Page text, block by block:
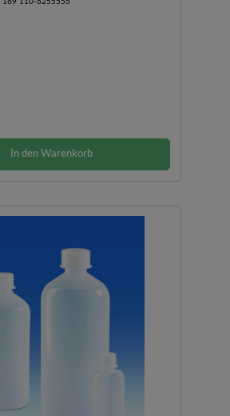
169 110-6255555
In den Warenkorb